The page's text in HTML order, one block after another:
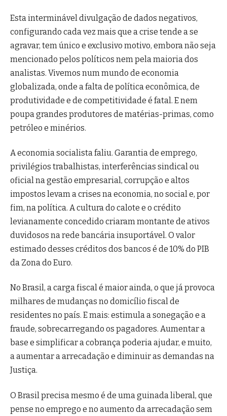
Esta interminável divulgação de dados negativos,
configurando cada vez mais que a crise tende a se
agravar, tem único e exclusivo motivo, embora não seja
mencionado pelos políticos nem pela maioria dos
analistas. Vivemos num mundo de economia
globalizada, onde a falta de política econômica, de
produtividade e de competitividade é fatal. E nem
poupa grandes produtores de matérias-primas, como
petróleo e minérios.
A economia socialista faliu. Garantia de emprego,
privilégios trabalhistas, interferências sindical ou
oficial na gestão empresarial, corrupção e altos
impostos levam a crises na economia, no social e, por
fim, na política. A cultura do calote e o crédito
levianamente concedido criaram montante de ativos
duvidosos na rede bancária insuportável. O valor
estimado desses créditos dos bancos é de 10% do PIB
da Zona do Euro.
No Brasil, a carga fiscal é maior ainda, o que já provoca
milhares de mudanças no domicílio fiscal de
residentes no país. E mais: estimula a sonegação e a
fraude, sobrecarregando os pagadores. Aumentar a
base e simplificar a cobrança poderia ajudar, e muito,
a aumentar a arrecadação e diminuir as demandas na
Justiça.
O Brasil precisa mesmo é de uma guinada liberal, que
pense no emprego e no aumento da arrecadação sem